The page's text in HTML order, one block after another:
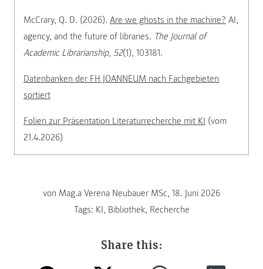
McCrary, Q. D. (2026). Are we ghosts in the machine? AI,
agency, and the future of libraries. The Journal of
Academic Librarianship, 52(1), 103181.
Datenbanken der FH JOANNEUM nach Fachgebieten
sortiert
Folien zur Präsentation Literaturrecherche mit KI (vom
21.4.2026)
von Mag.a Verena Neubauer MSc, 18. Juni 2026
Tags: KI, Bibliothek, Recherche
Share this: